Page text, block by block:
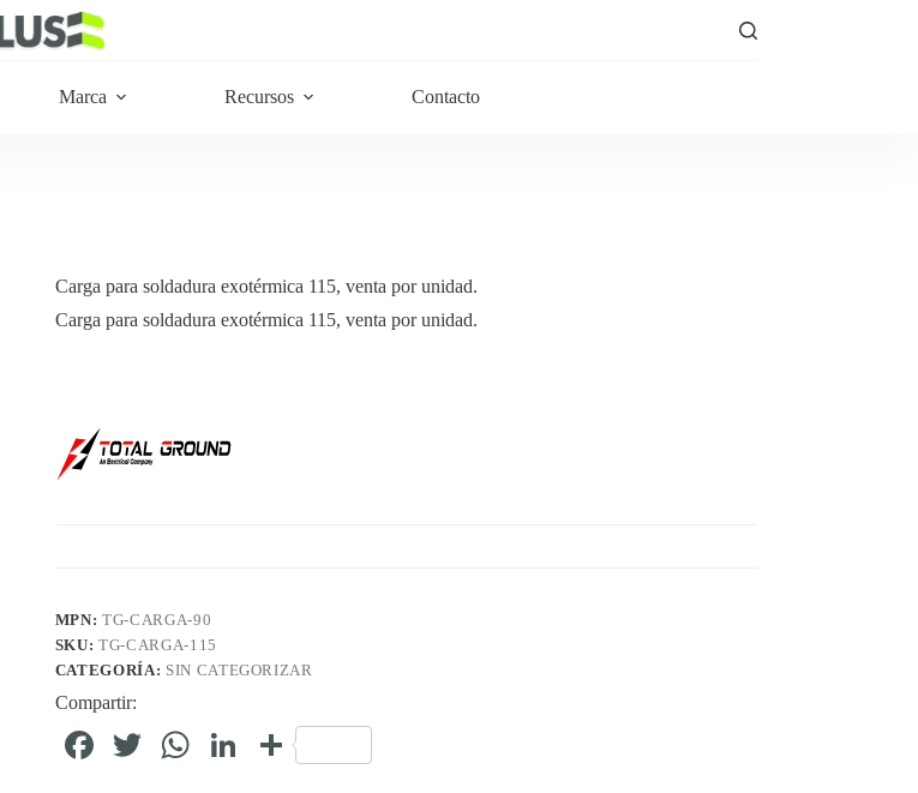
Marca Recursos Contacto
Carga para soldadura exotérmica 115, venta por unidad.
Carga para soldadura exotérmica 115, venta por unidad.
MPN:TG-CARGA-90
SKU:TG-CARGA-115
CATEGORÍA: SIN CATEGORIZAR
Compartir:
Fa T
W
Li C